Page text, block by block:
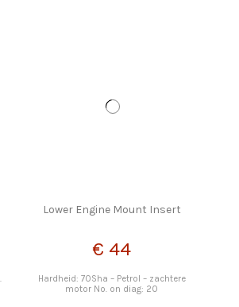
Lower Engine Mount Insert
€ 44
Hardheid: 70Sha – Petrol – zachtere
motor No. on diag: 20